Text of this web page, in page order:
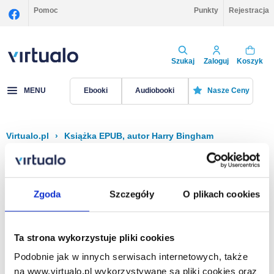
Zgoda Szczegóły O plikach cookies
Ta strona wykorzystuje pliki cookies
Podobnie jak w innych serwisach internetowych, także
na www.virtualo.pl wykorzystywane są pliki cookies oraz
Pomoc Punkty Rejestracja
Szukaj Zaloguj Koszyk
MENU Ebooki Audiobooki Nasze Ceny
Virtualo.pl › Książka EPUB, autor Harry Bingham
Filtruj Sortuj
Na stronie